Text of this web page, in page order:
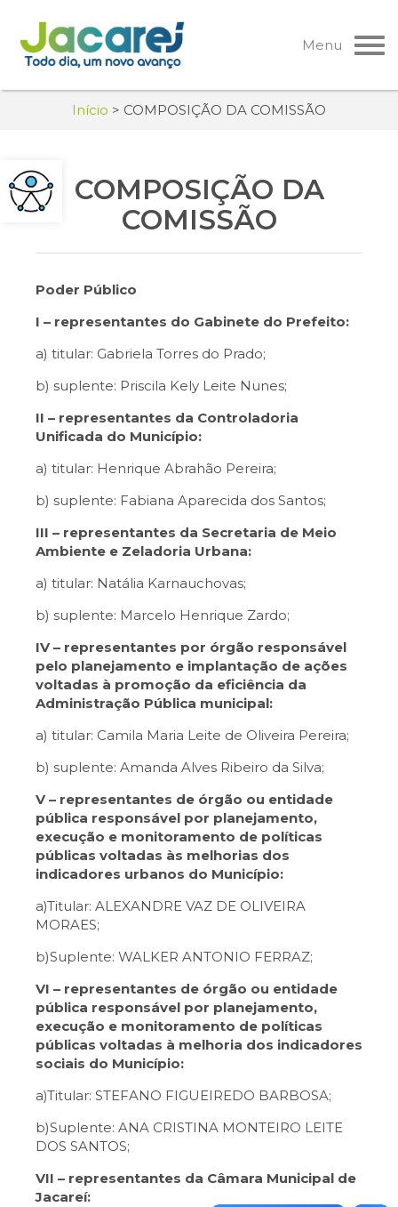
Pular
para
o
Menu
Início > COMPOSIÇÃO DA COMISSÃO
COMPOSIÇÃO DA
COMISSÃO
Poder Público
I – representantes do Gabinete do Prefeito:
a) titular: Gabriela Torres do Prado;
b) suplente: Priscila Kely Leite Nunes;
II – representantes da Controladoria
Unificada do Município:
a) titular: Henrique Abrahão Pereira;
b) suplente: Fabiana Aparecida dos Santos;
III – representantes da Secretaria de Meio
Ambiente e Zeladoria Urbana:
a) titular: Natália Karnauchovas;
b) suplente: Marcelo Henrique Zardo;
IV – representantes por órgão responsável
pelo planejamento e implantação de ações
voltadas à promoção da eficiência da
Administração Pública municipal:
a) titular: Camila Maria Leite de Oliveira Pereira;
b) suplente: Amanda Alves Ribeiro da Silva;
V – representantes de órgão ou entidade
pública responsável por planejamento,
execução e monitoramento de políticas
públicas voltadas às melhorias dos
indicadores urbanos do Município:
a)Titular: ALEXANDRE VAZ DE OLIVEIRA
MORAES;
b)Suplente: WALKER ANTONIO FERRAZ;
VI – representantes de órgão ou entidade
pública responsável por planejamento,
execução e monitoramento de políticas
públicas voltadas à melhoria dos indicadores
sociais do Município:
a)Titular: STEFANO FIGUEIREDO BARBOSA;
b)Suplente: ANA CRISTINA MONTEIRO LEITE
DOS SANTOS;
VII – representantes da Câmara Municipal de
Jacareí: